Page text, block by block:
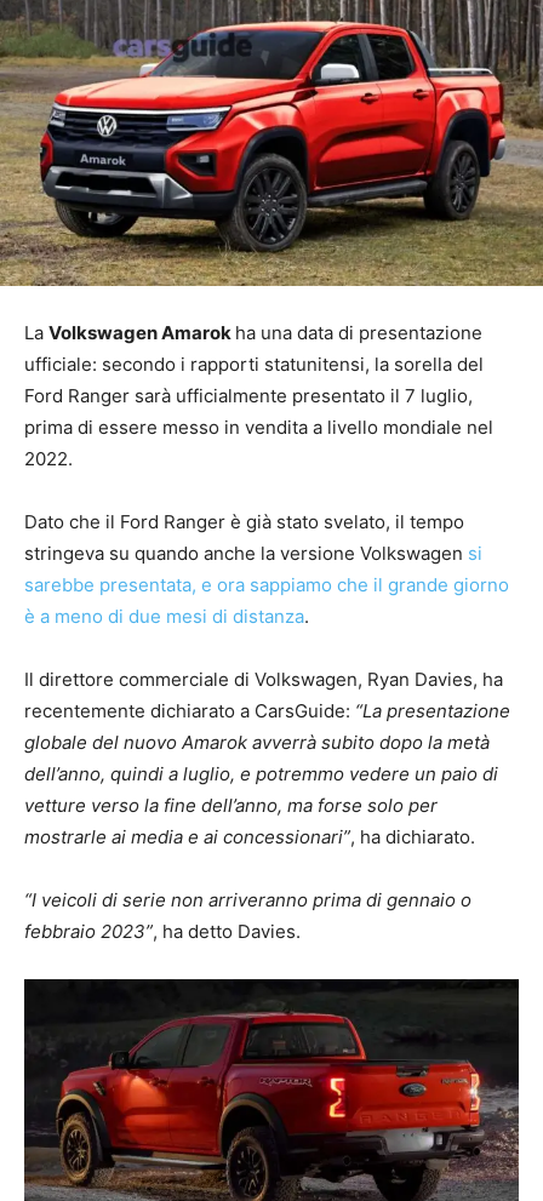
La Volkswagen Amarok ha una data di presentazione
ufficiale: secondo i rapporti statunitensi, la sorella del
Ford Ranger sarà ufficialmente presentato il 7 luglio,
prima di essere messo in vendita a livello mondiale nel
2022.
Dato che il Ford Ranger è già stato svelato, il tempo
stringeva su quando anche la versione Volkswagen si
sarebbe presentata, e ora sappiamo che il grande giorno
è a meno di due mesi di distanza.
Il direttore commerciale di Volkswagen, Ryan Davies, ha
recentemente dichiarato a CarsGuide: “La presentazione
globale del nuovo Amarok avverrà subito dopo la metà
dell’anno, quindi a luglio, e potremmo vedere un paio di
vetture verso la fine dell’anno, ma forse solo per
mostrarle ai media e ai concessionari”, ha dichiarato.
“I veicoli di serie non arriveranno prima di gennaio o
febbraio 2023”, ha detto Davies.